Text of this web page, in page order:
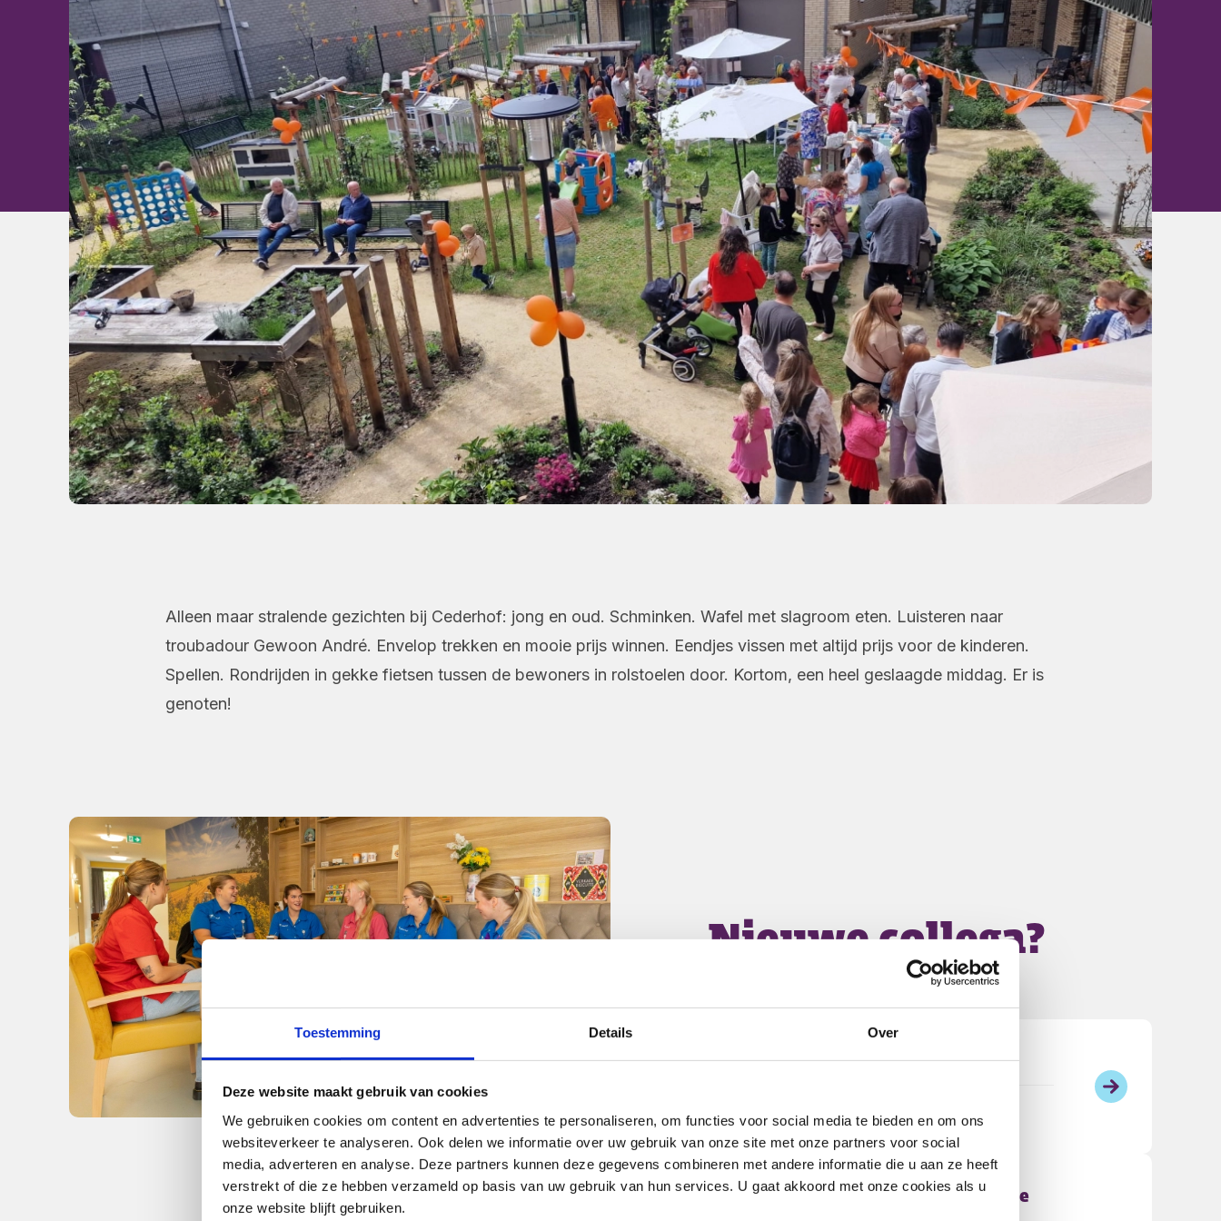
Toestemming Details Over
Deze website maakt gebruik van cookies
We gebruiken cookies om content en advertenties te personaliseren, om functies voor social media te bieden en om ons
websiteverkeer te analyseren. Ook delen we informatie over uw gebruik van onze site met onze partners voor social
media, adverteren en analyse. Deze partners kunnen deze gegevens combineren met andere informatie die u aan ze heeft
verstrekt of die ze hebben verzameld op basis van uw gebruik van hun services. U gaat akkoord met onze cookies als u
onze website blijft gebruiken.
Alleen maar stralende gezichten bij Cederhof: jong en oud. Schminken. Wafel met slagroom eten. Luisteren naar
troubadour Gewoon André. Envelop trekken en mooie prijs winnen. Eendjes vissen met altijd prijs voor de kinderen.
Spellen. Rondrijden in gekke fietsen tussen de bewoners in rolstoelen door. Kortom, een heel geslaagde middag. Er is
genoten!
Nieuwe collega?
Coördinerend verzorgende verpleeghuis
Cederhof minimaal 28 uur Verzorgende IG
Zoek jij een werk/opleidingsplek als Verzorgende IG die